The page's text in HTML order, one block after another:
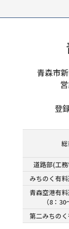
青森市
登
道路部(工
みちのく有
青森空港有
（8：30
第二みちの